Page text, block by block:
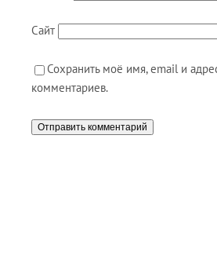
Сайт
Сохранить моё имя, email и
комментариев.